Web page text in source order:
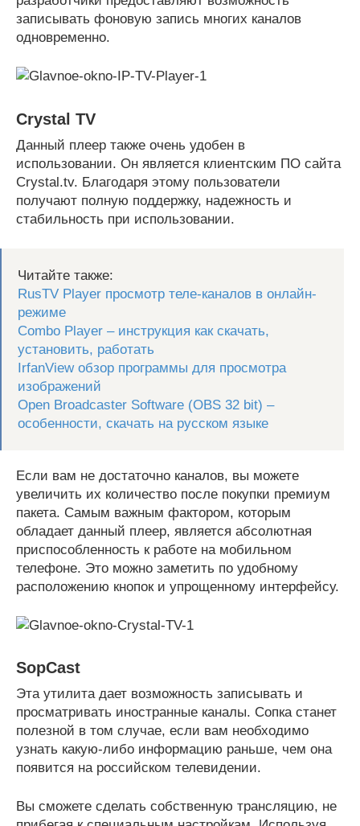
записывать фоновую запись многих каналов
одновременно.
Crystal TV
Данный плеер также очень удобен в
использовании. Он является клиентским ПО сайта
Crystal.tv. Благодаря этому пользователи
получают полную поддержку, надежность и
стабильность при использовании.
Читайте также:
RusTV Player просмотр теле-каналов в онлайн-
режиме
Combo Player – инструкция как скачать,
установить, работать
IrfanView обзор программы для просмотра
изображений
Open Broadcaster Software (OBS 32 bit) –
особенности, скачать на русском языке
Если вам не достаточно каналов, вы можете
увеличить их количество после покупки премиум
пакета. Самым важным фактором, которым
обладает данный плеер, является абсолютная
приспособленность к работе на мобильном
телефоне. Это можно заметить по удобному
расположению кнопок и упрощенному интерфейсу.
SopCast
Эта утилита дает возможность записывать и
просматривать иностранные каналы. Сопка станет
полезной в том случае, если вам необходимо
узнать какую-либо информацию раньше, чем она
появится на российском телевидении.
Вы сможете сделать собственную трансляцию, не